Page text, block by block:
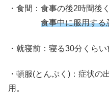
・食間：食事の後2時間後
食事中に服用する
・就寝前：寝る30分くらい
・頓服(とんぷく)：症状の
用。